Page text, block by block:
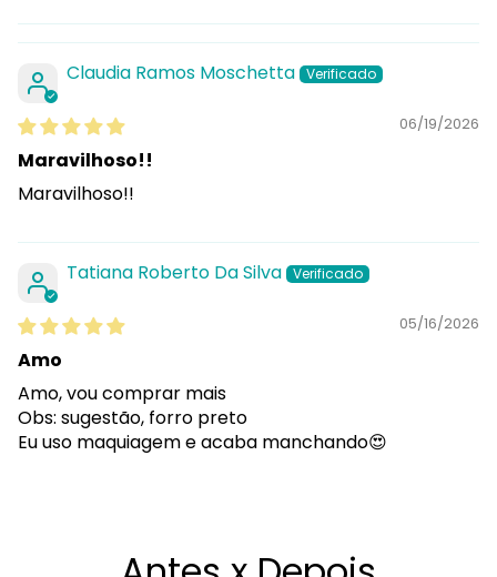
Claudia Ramos Moschetta
06/19/2026
Maravilhoso!!
Maravilhoso!!
Tatiana Roberto Da Silva
05/16/2026
Amo
Amo, vou comprar mais
Obs: sugestão, forro preto
Eu uso maquiagem e acaba manchando😍